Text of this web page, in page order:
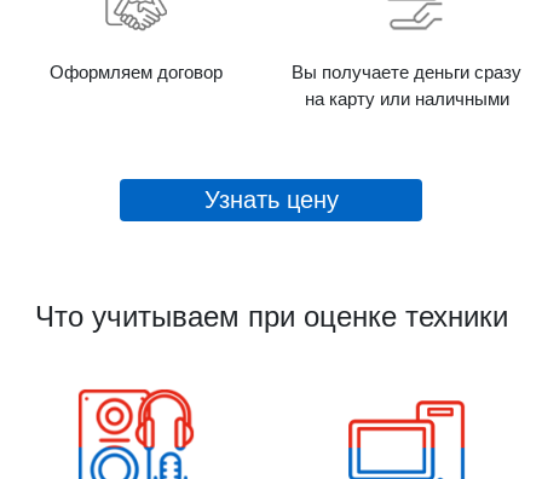
Оформляем договор
Вы получаете деньги сразу
на карту или наличными
Узнать цену
Что учитываем при оценке техники